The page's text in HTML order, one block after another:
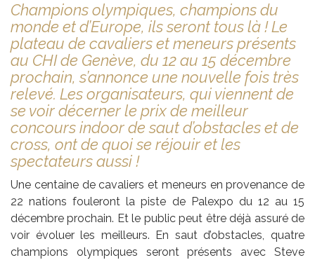
Champions olympiques, champions du
monde et d’Europe, ils seront tous là ! Le
plateau de cavaliers et meneurs présents
au CHI de Genève, du 12 au 15 décembre
prochain, s’annonce une nouvelle fois très
relevé. Les organisateurs, qui viennent de
se voir décerner le prix de meilleur
concours indoor de saut d’obstacles et de
cross, ont de quoi se réjouir et les
spectateurs aussi !
Une centaine de cavaliers et meneurs en provenance de
22 nations fouleront la piste de Palexpo du 12 au 15
décembre prochain. Et le public peut être déjà assuré de
voir évoluer les meilleurs. En saut d’obstacles, quatre
champions olympiques seront présents avec Steve